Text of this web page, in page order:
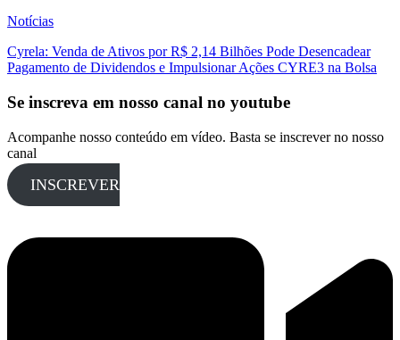
Notícias
Cyrela: Venda de Ativos por R$ 2,14 Bilhões Pode Desencadear
Pagamento de Dividendos e Impulsionar Ações CYRE3 na Bolsa
Se inscreva em nosso canal no youtube
Acompanhe nosso conteúdo em vídeo. Basta se inscrever no nosso
canal
INSCREVER